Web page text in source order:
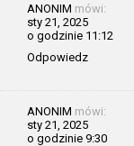
ANONIM mówi:
sty 21, 2025
o godzinie 11:12
Odpowiedz
ANONIM mówi:
sty 21, 2025
o godzinie 9:30